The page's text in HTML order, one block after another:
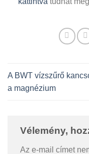
A BWT vízszűrő
a magnézium
Vélemény,
Az e-mail címet